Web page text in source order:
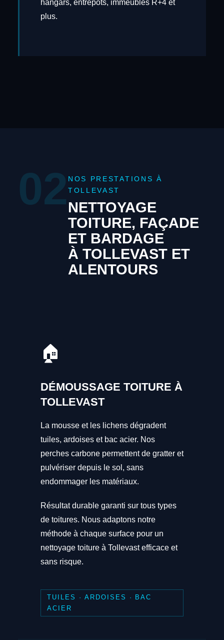
hangars, entrepôts, immeubles R+4 et
plus.
02 NOS PRESTATIONS À
TOLLEVAST
NETTOYAGE
TOITURE, FAÇADE
ET BARDAGE
À TOLLEVAST ET
ALENTOURS
🏠
DÉMOUSSAGE TOITURE À
TOLLEVAST
La mousse et les lichens dégradent
tuiles, ardoises et bac acier. Nos
perches carbone permettent de gratter et
pulvériser depuis le sol, sans
endommager les matériaux.
Résultat durable garanti sur tous types
de toitures. Nous adaptons notre
méthode à chaque surface pour un
nettoyage toiture à Tollevast efficace et
sans risque.
TUILES · ARDOISES · BAC
ACIER